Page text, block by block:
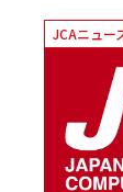
JCAニュー